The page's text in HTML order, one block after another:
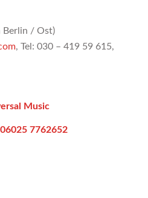
Berlin / Ost)
, Tel: 030 – 419 59 615,
Music
06025 7762652